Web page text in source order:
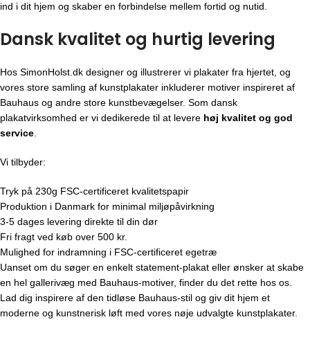
ind i dit hjem og skaber en forbindelse mellem fortid og nutid.
Dansk kvalitet og hurtig levering
Hos SimonHolst.dk designer og illustrerer vi plakater fra hjertet, og
vores store samling af kunstplakater inkluderer motiver inspireret af
Bauhaus og andre store kunstbevægelser. Som dansk
plakatvirksomhed er vi dedikerede til at levere høj kvalitet og god
service
Vi tilbyder:
Tryk på 230g FSC-certificeret kvalitetspapir
Produktion i Danmark for minimal miljøpåvirkning
3-5 dages levering direkte til din dør
Fri fragt ved køb over 500 kr.
Mulighed for indramning i FSC-certificeret egetræ
Uanset om du søger en enkelt statement-plakat eller ønsker at skabe
en hel gallerivæg med Bauhaus-motiver, finder du det rette hos os.
Lad dig inspirere af den tidløse Bauhaus-stil og giv dit hjem et
moderne og kunstnerisk løft med vores nøje udvalgte kunstplakater.